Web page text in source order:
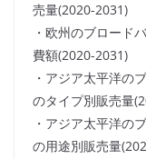
売量(2020-2031)
・欧州のブロード
費額(2020-2031)
・アジア太平洋の
のタイプ別販売量
・アジア太平洋の
の用途別販売量